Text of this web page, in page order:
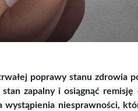
poprawy stanu zdrowia
zapalny i osiągnąć
niesprawności,